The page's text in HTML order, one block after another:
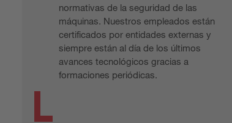
normativas de la seguridad de las
máquinas. Nuestros empleados están
certificados por entidades externas y
siempre están al día de los últimos
avances tecnológicos gracias a
formaciones periódicas.